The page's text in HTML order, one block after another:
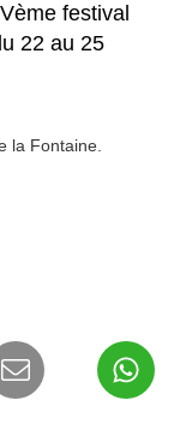
festival
22 au 25
la Fontaine.